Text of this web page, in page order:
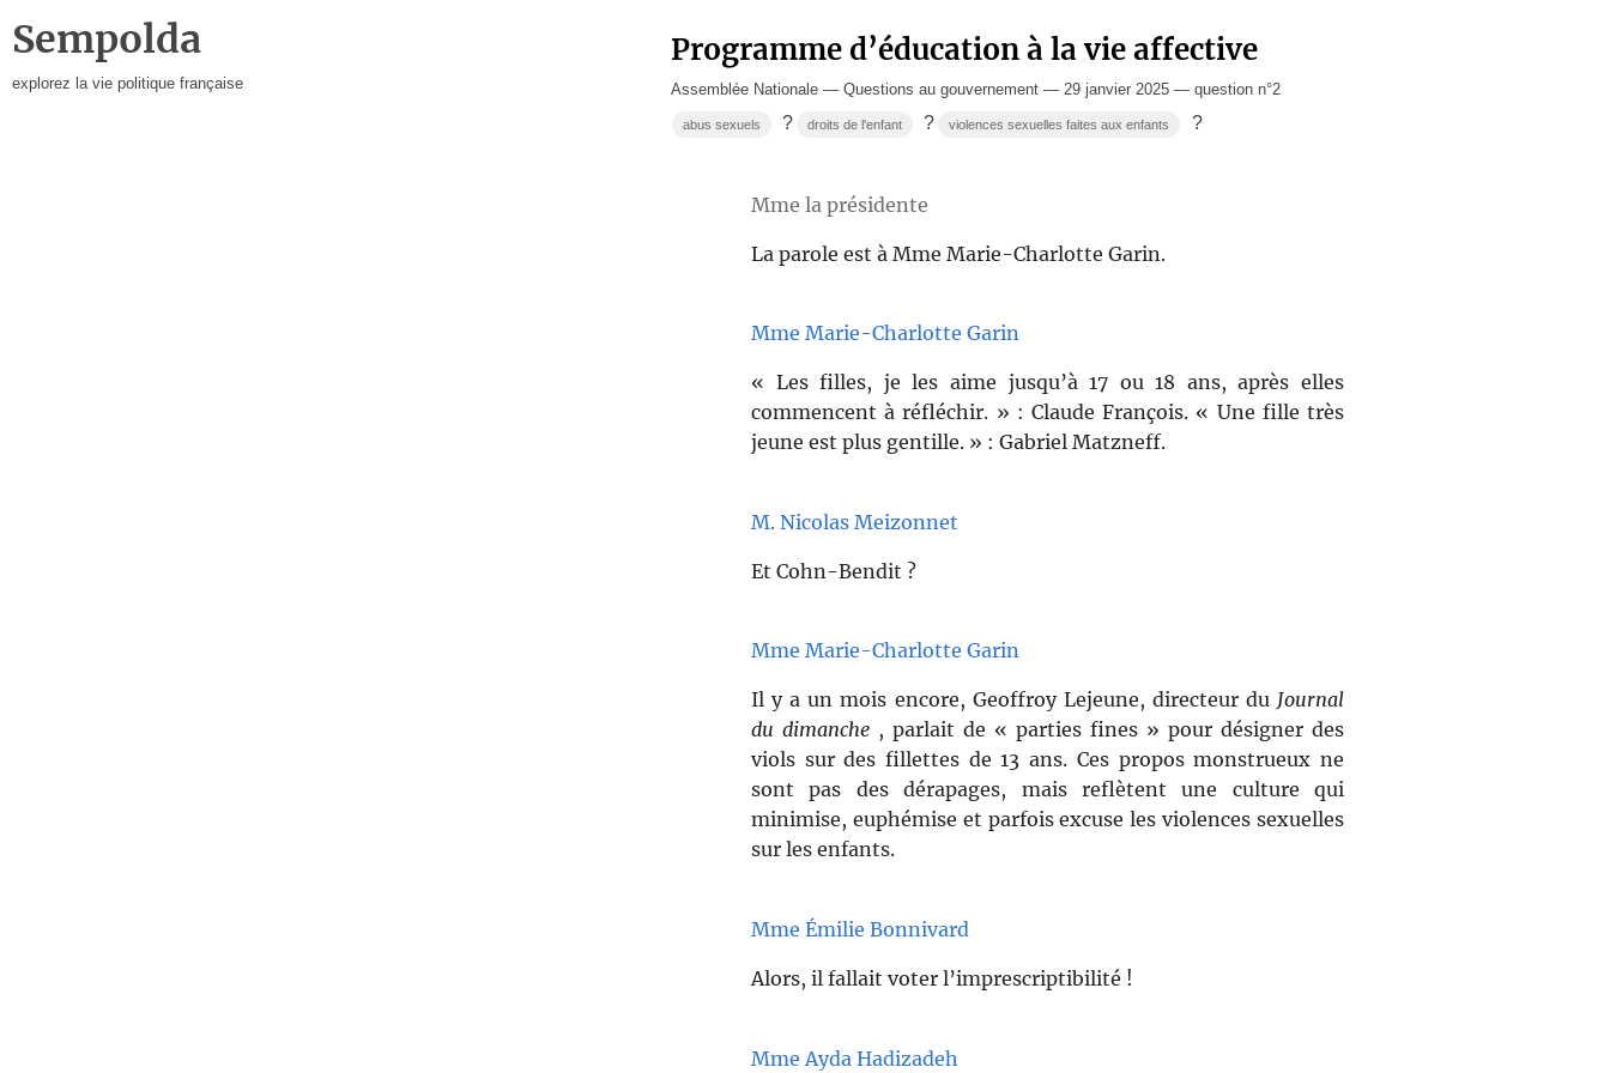
Sempolda
explorez la vie politique française
Programme d’éducation à la vie affective
Assemblée Nationale — Questions au gouvernement — 29 janvier 2025 — question n°2
abus sexuels ? droits de l'enfant ? violences sexuelles faites aux enfants ?
Mme la présidente
La parole est à Mme Marie-Charlotte Garin.
Mme Marie-Charlotte Garin
« Les filles, je les aime jusqu’à 17 ou 18 ans, après elles
commencent à réfléchir. » : Claude François. « Une fille très
jeune est plus gentille. » : Gabriel Matzneff.
M. Nicolas Meizonnet
Et Cohn-Bendit ?
Mme Marie-Charlotte Garin
Il y a un mois encore, Geoffroy Lejeune, directeur du Journal
du dimanche , parlait de « parties fines » pour désigner des
viols sur des fillettes de 13 ans. Ces propos monstrueux ne
sont pas des dérapages, mais reflètent une culture qui
minimise, euphémise et parfois excuse les violences sexuelles
sur les enfants.
Mme Émilie Bonnivard
Alors, il fallait voter l’imprescriptibilité !
Mme Ayda Hadizadeh